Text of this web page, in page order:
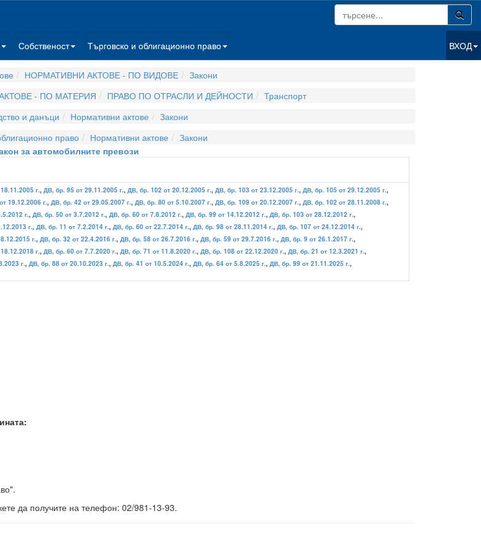
Собственост Търговско и облигационно право ВХОД
НОРМАТИВНИ АКТОВЕ - ПО ВИДОВЕ
Закони
- ПО МАТЕРИЯ ПРАВО ПО ОТРАСЛИ И ДЕЙНОСТИ
Транспорт
и данъци
Нормативни актове
Закони
право
Нормативни актове
Закони
за автомобилните превози
г., ДВ, бр. 95 от 29.11.2005 г., ДВ, бр. 102 от 20.12.2005 г., ДВ, бр. 103 от 23.12.2005 г., ДВ, бр. 105 от 29.12.2005 г.,
19.12.2006 г., ДВ, бр. 42 от 29.05.2007 г., ДВ, бр. 80 от 5.10.2007 г., ДВ, бр. 109 от 20.12.2007 г., ДВ, бр. 102 от 28.11.2008 г.,
г., ДВ, бр. 50 от 3.7.2012 г., ДВ, бр. 60 от 7.8.2012 г., ДВ, бр. 99 от 14.12.2012 г., ДВ, бр. 103 от 28.12.2012 г.,
г., ДВ, бр. 11 от 7.2.2014 г., ДВ, бр. 60 от 22.7.2014 г., ДВ, бр. 98 от 28.11.2014 г., ДВ, бр. 107 от 24.12.2014 г.,
г., ДВ, бр. 32 от 22.4.2016 г., ДВ, бр. 58 от 26.7.2016 г., ДВ, бр. 59 от 29.7.2016 г., ДВ, бр. 9 от 26.1.2017 г.,
г., ДВ, бр. 60 от 7.7.2020 г., ДВ, бр. 71 от 11.8.2020 г., ДВ, бр. 108 от 22.12.2020 г., ДВ, бр. 21 от 12.3.2021 г.,
г., ДВ, бр. 88 от 20.10.2023 г., ДВ, бр. 41 от 10.5.2024 г., ДВ, бр. 64 от 5.8.2025 г., ДВ, бр. 99 от 21.11.2025 г.,
да получите на телефон: 02/981-13-93.